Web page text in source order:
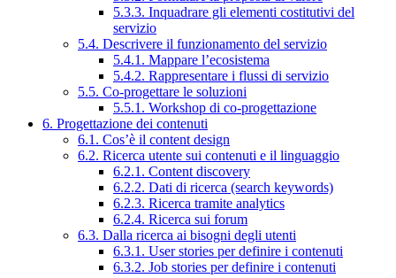
5.3.3. Inquadrare gli elementi costitutivi del
servizio
5.4. Descrivere il funzionamento del servizio
5.4.1. Mappare l’ecosistema
5.4.2. Rappresentare i flussi di servizio
5.5. Co-progettare le soluzioni
5.5.1. Workshop di co-progettazione
6. Progettazione dei contenuti
6.1. Cos’è il content design
6.2. Ricerca utente sui contenuti e il linguaggio
6.2.1. Content discovery
6.2.2. Dati di ricerca (search keywords)
6.2.3. Ricerca tramite analytics
6.2.4. Ricerca sui forum
6.3. Dalla ricerca ai bisogni degli utenti
6.3.1. User stories per definire i contenuti
6.3.2. Job stories per definire i contenuti